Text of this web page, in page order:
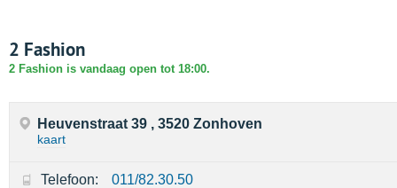
2 Fashion
2 Fashion is vandaag open tot 18:00.
Heuvenstraat 39 , 3520 Zonhoven
kaart
Telefoon:
011/82.30.50